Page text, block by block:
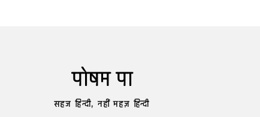
पोषम पा
सहज हिन्दी, नहीं महज़ हिन्दी